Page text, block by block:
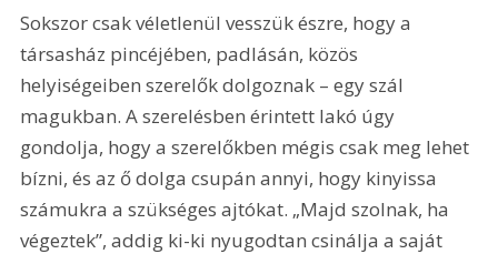
Sokszor csak véletlenül vesszük észre, hogy a
társasház pincéjében, padlásán, közös
helyiségeiben szerelők dolgoznak – egy szál
magukban. A szerelésben érintett lakó úgy
gondolja, hogy a szerelőkben mégis csak meg lehet
bízni, és az ő dolga csupán annyi, hogy kinyissa
számukra a szükséges ajtókat. „Majd szolnak, ha
végeztek”, addig ki-ki nyugodtan csinálja a saját